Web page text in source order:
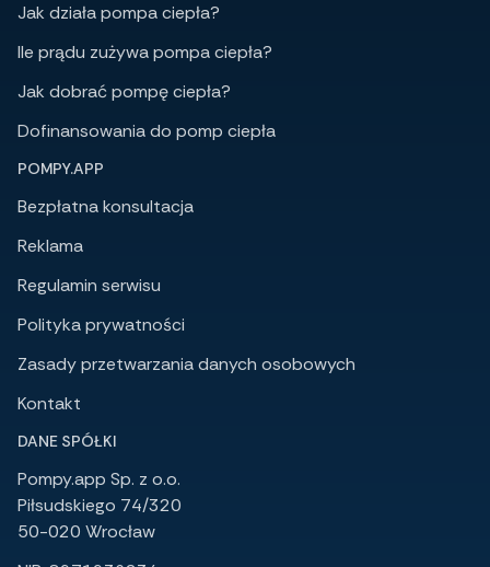
Jak działa pompa ciepła?
Ile prądu zużywa pompa ciepła?
Jak dobrać pompę ciepła?
Dofinansowania do pomp ciepła
POMPY.APP
Bezpłatna konsultacja
Reklama
Regulamin serwisu
Polityka prywatności
Zasady przetwarzania danych osobowych
Kontakt
DANE SPÓŁKI
Pompy.app Sp. z o.o.
Piłsudskiego 74/320
50-020 Wrocław